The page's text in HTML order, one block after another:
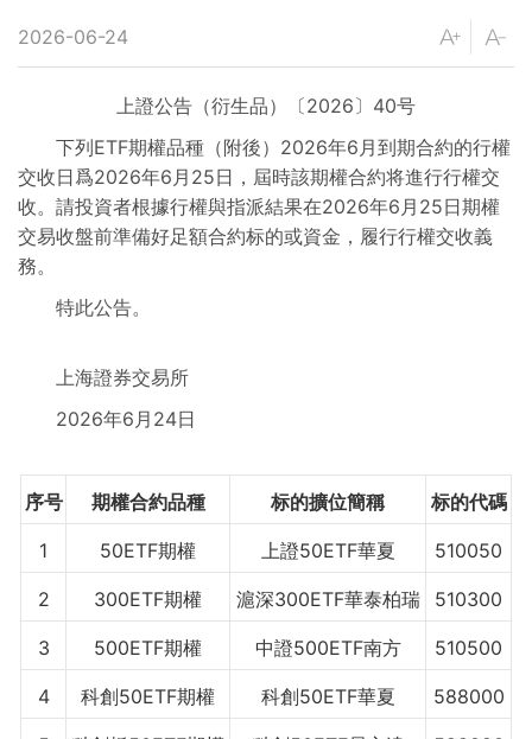
提醒信息
交易信息
2026-06-24
上證公告（衍生品）〔2026〕40号
下列ETF期權品種（附後）2026年6月到期合約的行權
交收日爲2026年6月25日，屆時該期權合約将進行行權交
收。請投資者根據行權與指派結果在2026年6月25日期權
交易收盤前準備好足額合約标的或資金，履行行權交收義
務。
特此公告。
上海證券交易所
2026年6月24日
序号 期權合約品種 标的擴位簡稱 标的代碼
1 50ETF期權 上證50ETF華夏 510050
2 300ETF期權 滬深300ETF華泰柏瑞 510300
3 500ETF期權 中證500ETF南方 510500
4 科創50ETF期權 科創50ETF華夏 588000